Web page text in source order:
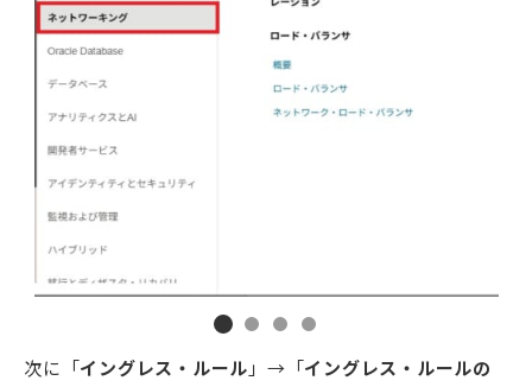
次に「イングレス・ルール 」→「イングレス・ルールの